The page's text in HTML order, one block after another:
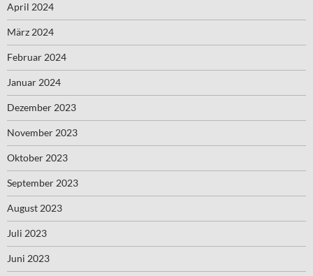
April 2024
März 2024
Februar 2024
Januar 2024
Dezember 2023
November 2023
Oktober 2023
September 2023
August 2023
Juli 2023
Juni 2023